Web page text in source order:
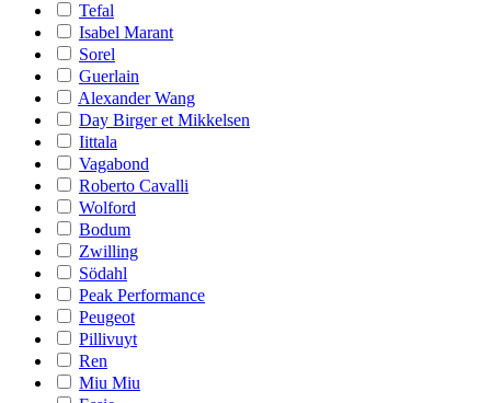
Tefal
Isabel Marant
Sorel
Guerlain
Alexander Wang
Day Birger et Mikkelsen
Iittala
Vagabond
Roberto Cavalli
Wolford
Bodum
Zwilling
Södahl
Peak Performance
Peugeot
Pillivuyt
Ren
Miu Miu